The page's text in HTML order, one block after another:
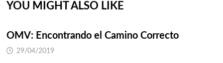
YOU MIGHT ALSO LIKE
OMV: Encontrando el Camino Correcto
29/04/2019